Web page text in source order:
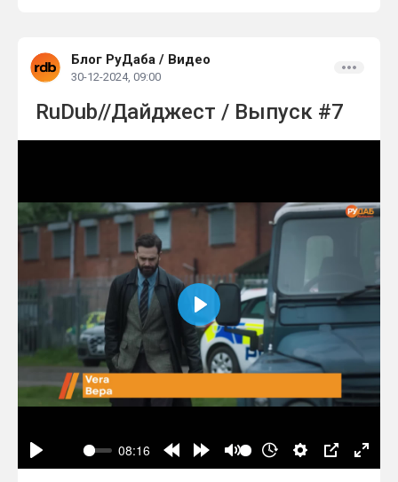
Блог РуДаба / Видео
30-12-2024, 09:00
RuDub//Дайджест / Выпуск #7